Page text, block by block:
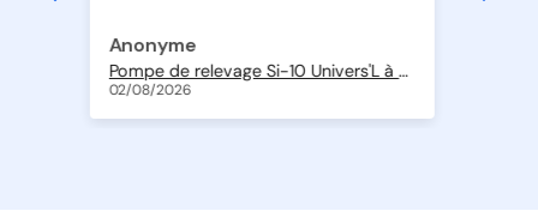
Pompe de relevage Si-10 Univers'L à piston oscillant avec détection intégrée 20 l/h